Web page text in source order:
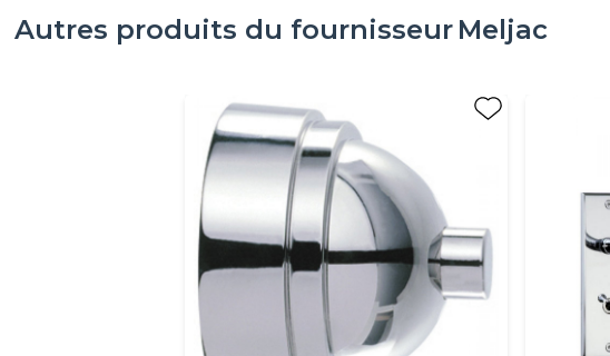
Autres produits du fournisseur Meljac